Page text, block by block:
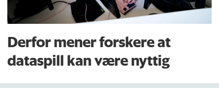
Derfor mener forskere at
dataspill kan være nyttig